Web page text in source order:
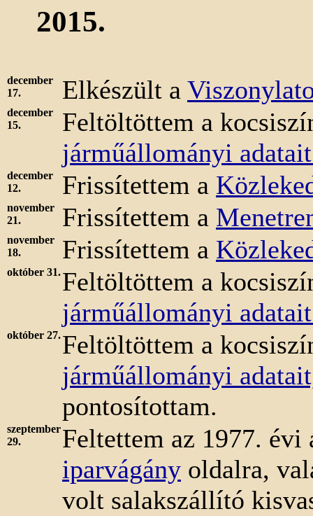
2015.
december
17.
Elkészült a
december
15.
Feltöltöttem a
járműállományi
december
12.
Frissítettem a
november
21.
Frissítettem a
november
18.
Frissítettem a
október 31.Feltöltöttem a
járműállományi
október 27.Feltöltöttem a
járműállományi
pontosítottam.
szeptember
29.
Feltettem az 1977.
iparvágány oldalra,
volt salakszállító